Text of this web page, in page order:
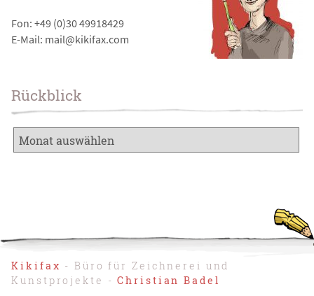
Fon: +49 (0)30 49918429
E-Mail: mail@kikifax.com
Rückblick
Kikifax - Büro für Zeichnerei und
Kunstprojekte -Christian Badel